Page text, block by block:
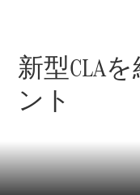
電気自動車モ
プラグインハ
新型CLA
ント